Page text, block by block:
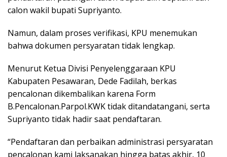
calon wakil bupati Supriyanto.
Namun, dalam proses verifikasi, KPU menemukan
bahwa dokumen persyaratan tidak lengkap.
Menurut Ketua Divisi Penyelenggaraan KPU
Kabupaten Pesawaran, Dede Fadilah, berkas
pencalonan dikembalikan karena Form
B.Pencalonan.Parpol.KWK tidak ditandatangani, serta
Supriyanto tidak hadir saat pendaftaran.
“Pendaftaran dan perbaikan administrasi persyaratan
pencalonan kami laksanakan hingga batas akhir, 10